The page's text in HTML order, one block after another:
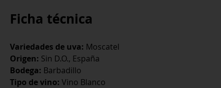
Ficha técnica
Variedades de uva: Moscatel
Origen: Sin D.O., España
Bodega: Barbadillo
Tipo de vino: Vino Blanco